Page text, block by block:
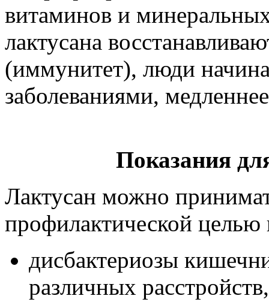
витаминов и
лактусана
(иммунитет), люди
заболеваниями,
Показания
Лактусан можно
профилактической целью
дисбактериозы
различных